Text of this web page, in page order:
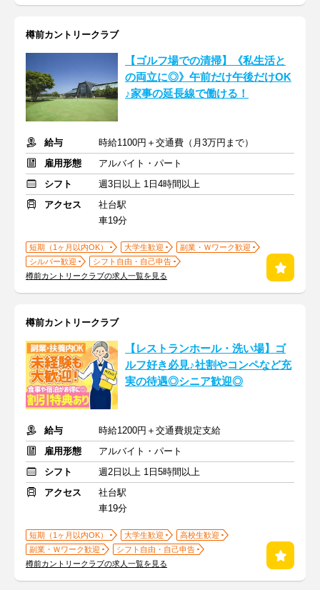
樽前カントリークラブ
【ゴルフ場での清掃】《私生活と
の両立に◎》午前だけ午後だけOK
♪家事の延長線で働ける！
給与
時給1100円＋交通費（月3万円まで）
雇用形態
アルバイト・パート
シフト
週3日以上 1日4時間以上
アクセス
社台駅
車19分
短期（1ヶ月以内OK） 大学生歓迎
副業・Ｗワーク歓迎
シルバー歓迎
シフト自由・自己申告
樽前カントリークラブの求人一覧を見る
樽前カントリークラブ
【レストランホール・洗い場】ゴ
ルフ好き必見♪社割やコンペなど充
実の待遇◎シニア歓迎◎
給与
時給1200円＋交通費規定支給
雇用形態
アルバイト・パート
シフト
週2日以上 1日5時間以上
アクセス
社台駅
車19分
短期（1ヶ月以内OK） 大学生歓迎
高校生歓迎
副業・Ｗワーク歓迎
シフト自由・自己申告
樽前カントリークラブの求人一覧を見る